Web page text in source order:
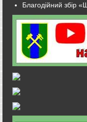
Благодійний збір